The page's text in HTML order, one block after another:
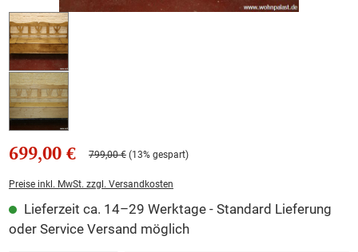
699,00 € 799,00 € (13% gespart)
Preise inkl. MwSt. zzgl. Versandkosten
Lieferzeit ca. 14–29 Werktage - Standard Lieferung
oder Service Versand möglich